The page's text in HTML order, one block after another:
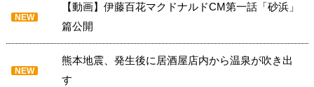
NEW
【動画】伊藤百花マクドナルドCM第一話「砂浜」
篇公開
NEW
熊本地震、発生後に居酒屋店内から温泉が吹き出
す